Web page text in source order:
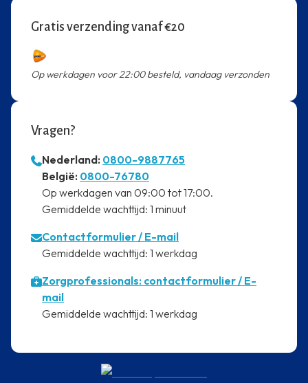
Gratis verzending vanaf €20
Op werkdagen voor 22:00 besteld, vandaag verzonden
Vragen?
Nederland: 0800-9887765
⁠België: 0800-76780
⁠Op werkdagen van 09:00 tot 17:00.
⁠Gemiddelde wachttijd: 1 minuut
Contactformulier/ E-mail
⁠Gemiddelde wachttijd: 1 werkdag
Zorgprofessionals: contactformulier / E-
mail
⁠Gemiddelde wachttijd: 1 werkdag